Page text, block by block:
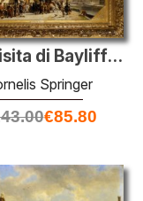
di vita e cultura.
arricchire il tuo
storicismo nelleUna visita di Bayliff Dieci Frootenhuys alla Gilda di Arcieri
Springer
€85.80